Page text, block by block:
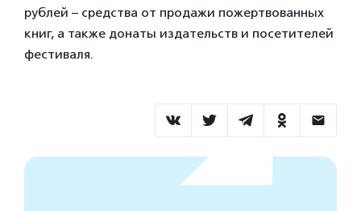
рублей – средства от продажи пожертвованных
книг, а также донаты издательств и посетителей
фестиваля.